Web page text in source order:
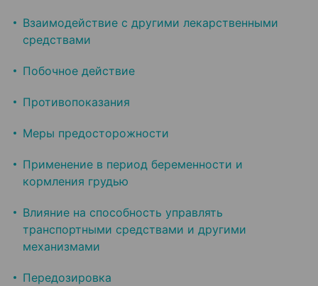
Взаимодействие с другими лекарственными
средствами
Побочное действие
Противопоказания
Меры предосторожности
Применение в период беременности и
кормления грудью
Влияние на способность управлять
транспортными средствами и другими
механизмами
Передозировка